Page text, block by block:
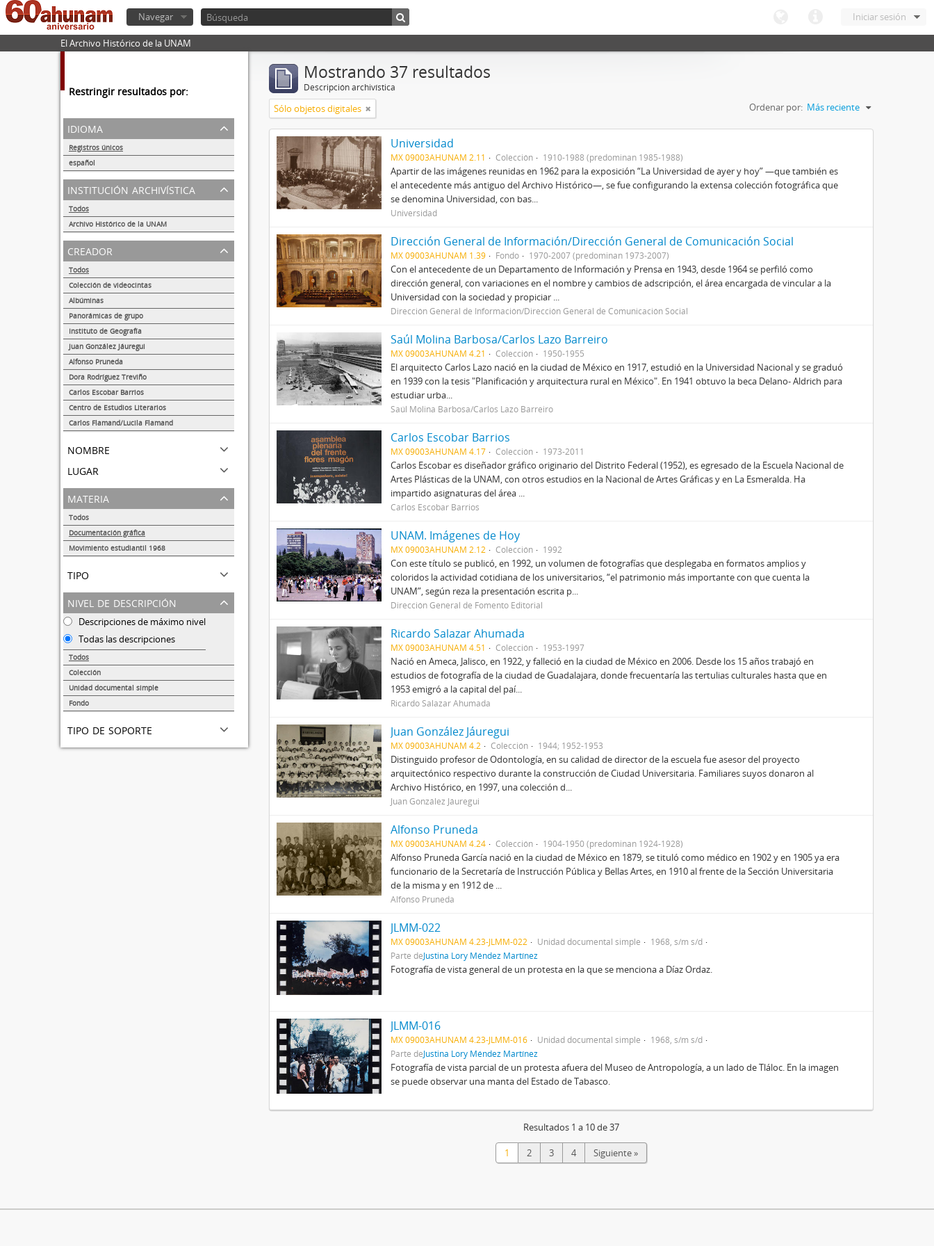
Iniciar sesión
Navegar
El Archivo Histórico de la UNAM
Restringir resultados por:
idioma
Registros únicos
español
37
institución archivística
Todos
Archivo Histórico de la UNAM
37
creador
Todos
Colección de videocintas
Albúminas
Panorámicas de grupo
Instituto de Geografía
Juan González Jáuregui
Alfonso Pruneda
Dora Rodríguez Treviño
Carlos Escobar Barrios
Centro de Estudios Literarios
Carlos Flamand/Lucila Flamand
nombre
lugar
materia
Todos
Documentación gráfica
Movimiento estudiantil 1968
tipo
nivel de descripción
Descripciones de máximo nivel
Todas las descripciones
Todos
Colección
Unidad documental simple
Fondo
tipo de soporte
Mostrando 37 resultados
Descripción archivística
Sólo objetos digitales Ordenar por: Más reciente
Universidad
MX 09003AHUNAM 2.11 Colección 1910-1988 (predominan 1985-1988)
Apartir de las imágenes reunidas en 1962 para la exposición “La Universidad de ayer y hoy” —que también es
el antecedente más antiguo del Archivo Histórico—, se fue configurando la extensa colección fotográfica que
se denomina Universidad, con bas...
Universidad
Dirección General de Información/Dirección General de Comunicación Social
MX 09003AHUNAM 1.39 Fondo 1970-2007 (predominan 1973-2007)
Con el antecedente de un Departamento de Información y Prensa en 1943, desde 1964 se perfiló como
dirección general, con variaciones en el nombre y cambios de adscripción, el área encargada de vincular a la
Universidad con la sociedad y propiciar ...
Dirección General de Información/Dirección General de Comunicación Social
Saúl Molina Barbosa/Carlos Lazo Barreiro
MX 09003AHUNAM 4.21 Colección 1950-1955
El arquitecto Carlos Lazo nació en la ciudad de México en 1917, estudió en la Universidad Nacional y se graduó
en 1939 con la tesis "Planificación y arquitectura rural en México". En 1941 obtuvo la beca Delano- Aldrich para
estudiar urba...
Saúl Molina Barbosa/Carlos Lazo Barreiro
Carlos Escobar Barrios
MX 09003AHUNAM 4.17 Colección 1973-2011
Carlos Escobar es diseñador gráfico originario del Distrito Federal (1952), es egresado de la Escuela Nacional de
Artes Plásticas de la UNAM, con otros estudios en la Nacional de Artes Gráficas y en La Esmeralda. Ha
impartido asignaturas del área ...
Carlos Escobar Barrios
UNAM. Imágenes de Hoy
MX 09003AHUNAM 2.12 Colección 1992
Con este título se publicó, en 1992, un volumen de fotografías que desplegaba en formatos amplios y
coloridos la actividad cotidiana de los universitarios, “el patrimonio más importante con que cuenta la
UNAM”, según reza la presentación escrita p...
Dirección General de Fomento Editorial
Ricardo Salazar Ahumada
MX 09003AHUNAM 4.51 Colección 1953-1997
Nació en Ameca, Jalisco, en 1922, y falleció en la ciudad de México en 2006. Desde los 15 años trabajó en
estudios de fotografía de la ciudad de Guadalajara, donde frecuentaría las tertulias culturales hasta que en
1953 emigró a la capital del paí...
Ricardo Salazar Ahumada
Juan González Jáuregui
MX 09003AHUNAM 4.2 Colección 1944; 1952-1953
Distinguido profesor de Odontología, en su calidad de director de la escuela fue asesor del proyecto
arquitectónico respectivo durante la construcción de Ciudad Universitaria. Familiares suyos donaron al
Archivo Histórico, en 1997, una colección d...
Juan González Jáuregui
Alfonso Pruneda
MX 09003AHUNAM 4.24 Colección 1904-1950 (predominan 1924-1928)
Alfonso Pruneda García nació en la ciudad de México en 1879, se tituló como médico en 1902 y en 1905 ya era
funcionario de la Secretaría de Instrucción Pública y Bellas Artes, en 1910 al frente de la Sección Universitaria
de la misma y en 1912 de ...
Alfonso Pruneda
JLMM-022
MX 09003AHUNAM 4.23-JLMM-022 Unidad documental simple
1968, s/m s/d
Parte deJustina Lory Méndez Martínez
Fotografía de vista general de un protesta en la que se menciona a Díaz Ordaz.
JLMM-016
MX 09003AHUNAM 4.23-JLMM-016 Unidad documental simple
1968, s/m s/d
Parte deJustina Lory Méndez Martínez
Fotografía de vista parcial de un protesta afuera del Museo de Antropología, a un lado de Tláloc. En la imagen
se puede observar una manta del Estado de Tabasco.
Resultados 1 a 10 de 37
1 2 3 4 Siguiente »